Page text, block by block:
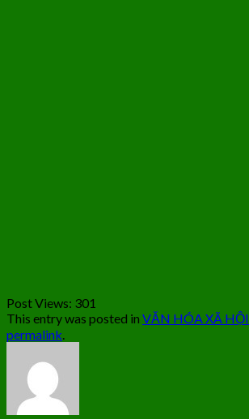
Post Views: 301
This entry was posted in VĂN HÓA XÃ HỘI
permalink.